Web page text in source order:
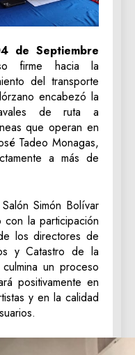
de Septiembre
firme hacia la
del transporte
encabezó la
de ruta a
que operan en
Tadeo Monagas,
a más de
Simón Bolívar
la participación
los directores de
y Catastro de la
un proceso
positivamente en
y en la calidad